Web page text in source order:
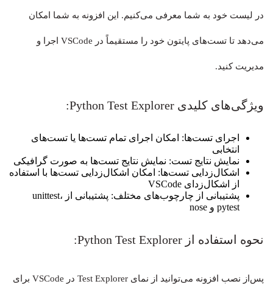
در لیست خود به شما معرفی می‌کنیم. این افزونه به شما امکان
می‌دهد تا تست‌های پایتون خود را مستقیماً در VSCode اجرا و
مدیریت کنید.
ویژگی‌های کلیدی Python Test Explorer:
اجرای تست‌ها: امکان اجرای تمام تست‌ها یا تست‌های
انتخابی
نمایش نتایج تست: نمایش نتایج تست‌ها به صورت گرافیکی
اشکال‌زدایی تست‌ها: امکان اشکال‌زدایی تست‌ها با استفاده
از اشکال‌زدای VSCode
پشتیبانی از چارچوب‌های مختلف: پشتیبانی از unittest،
pytest و nose
نحوه استفاده از Python Test Explorer:
پس‌از نصب افزونه می‌توانید از نمای Test Explorer در VSCode برای